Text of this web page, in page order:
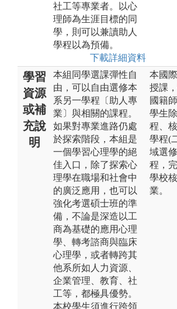
社工等專業者。以心
理師為生涯目標的同
學，則可以兼讀助人
學程以為預備。
下載詳細資料
學習
資源
或補
充說
明
本組同學選課彈性自
由，可以自由選修本
系另一學程〔助人專
業〕與相關的課程。
如果對專業進路仍處
於探索階段，本組是
一個學習心理學的絕
佳入口，除了探索心
理學在職場和社會中
的廣泛應用，也可以
強化考選碩士班的準
備，不論是深造以工
商為基礎的應用心理
學、轉考諮商與臨床
心理學，或者轉跨其
他系所如人力資源、
企業管理、教育、社
工等，都極具優勢。
本校學生須進行跨領
本國
授課
國籍
學生
程、
學程(
域選
程，
學校
業。